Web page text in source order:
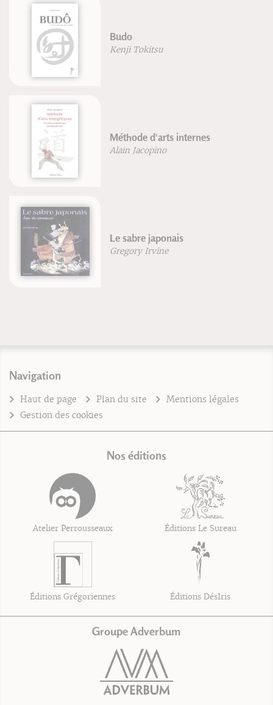
Budo
Kenji Tokitsu
Méthode d'arts internes
Alain Jacopino
Le sabre japonais
Gregory Irvine
Navigation
Haut de page Plan du site
Mentions légales
Gestion des cookies
Nos éditions
Atelier Perrousseaux Éditions Le Sureau
Éditions Grégoriennes Éditions DésIris
Groupe Adverbum